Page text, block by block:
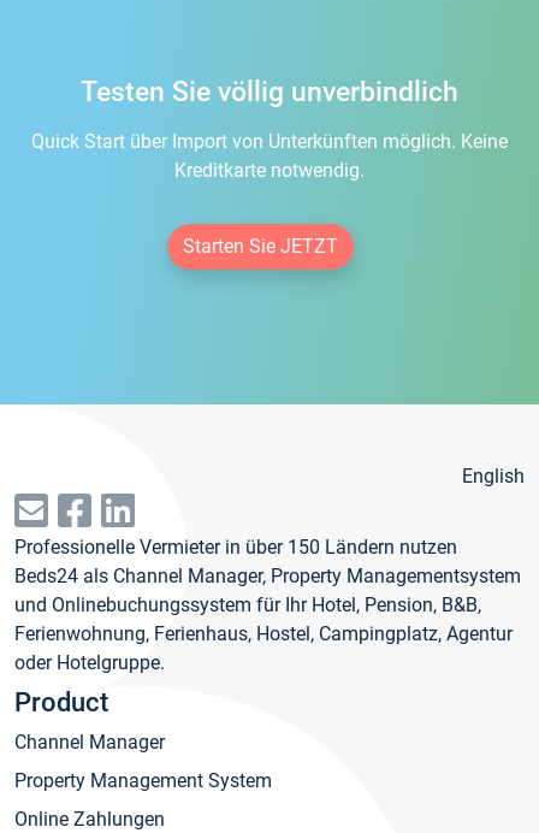
Testen Sie völlig unverbindlich
Quick Start über Import von Unterkünften möglich. Keine
Kreditkarte notwendig.
Starten Sie JETZT
English
Professionelle Vermieter in über 150 Ländern nutzen
Beds24 als Channel Manager, Property Managementsystem
und Onlinebuchungssystem für Ihr Hotel, Pension, B&B,
Ferienwohnung, Ferienhaus, Hostel, Campingplatz, Agentur
oder Hotelgruppe.
Product
Channel Manager
Property Management System
Online Zahlungen